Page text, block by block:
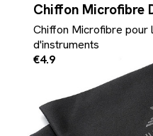
Chiffon Microfibre
Chiffon Microfibre pour
d'instruments
€4.9